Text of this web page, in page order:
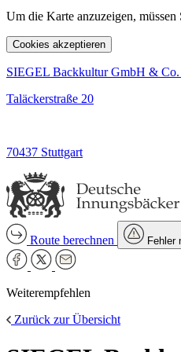
Um die Karte anzuzeigen,
Cookies akzeptieren
SIEGEL Backkultur GmbH &
Taläckerstraße 20
70437 Stuttgart
Route berechnen Fehler
Weiterempfehlen
Zurück zur Übersicht